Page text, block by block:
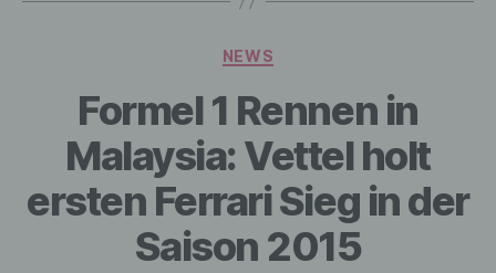
Kategorien
NEWS
Formel 1 Rennen in
Malaysia: Vettel holt
ersten Ferrari Sieg in der
Saison 2015